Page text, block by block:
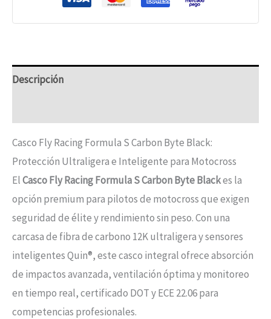
Descripción
Casco Fly Racing Formula S Carbon Byte Black:
Protección Ultraligera e Inteligente para Motocross
ElCasco Fly Racing Formula S Carbon Byte Blackes la
opción premium para pilotos de motocross que exigen
seguridad de élite y rendimiento sin peso. Con una
carcasa de fibra de carbono 12K ultraligera y sensores
inteligentes Quin®, este casco integral ofrece absorción
de impactos avanzada, ventilación óptima y monitoreo
en tiempo real, certificado DOT y ECE 22.06 para
competencias profesionales.